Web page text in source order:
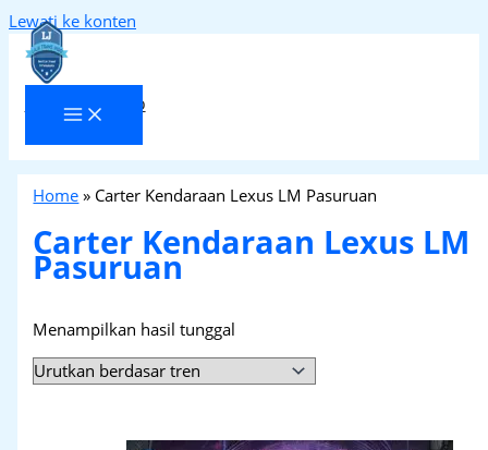
Lewati ke konten
Laja Transindo
Home » Carter Kendaraan Lexus LM Pasuruan
Carter Kendaraan Lexus LM
Pasuruan
Menampilkan hasil tunggal